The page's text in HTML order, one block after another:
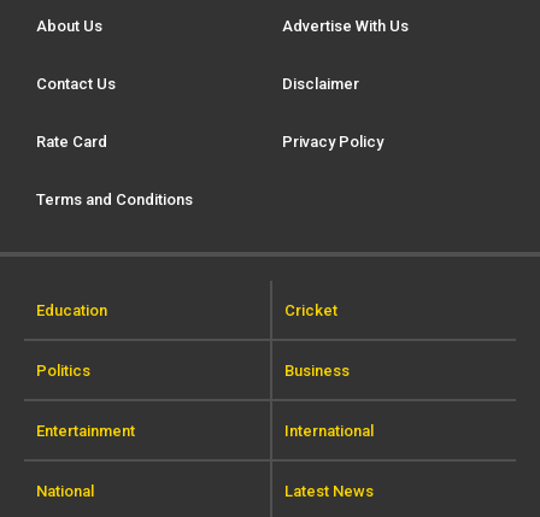
About Us Advertise With Us
Contact Us Disclaimer
Rate Card Privacy Policy
Terms and Conditions
Education Cricket
Politics Business
Entertainment International
National Latest News